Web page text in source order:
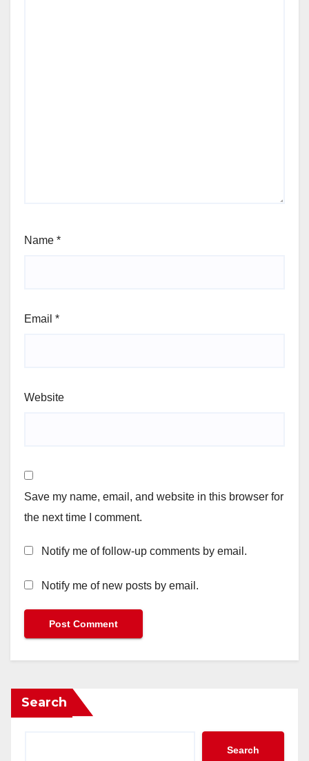
Name *
Email *
Website
Save my name, email, and website in this browser for
the next time I comment.
Notify me of follow-up comments by email.
Notify me of new posts by email.
Search
Search